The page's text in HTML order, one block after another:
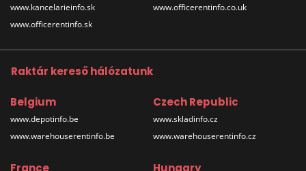
www.kancelarieinfo.sk
www.officerentinfo.sk
www.officerentinfo.co.uk
Raktár kereső hálózatunk
Belgium
www.depotinfo.be
www.warehouserentinfo.be
Czech Republic
www.skladinfo.cz
www.warehouserentinfo.cz
France Hungary